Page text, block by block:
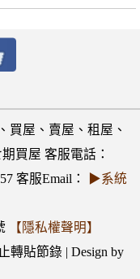
買屋、賣屋、租屋、
買屋 客服電話：
客服Email：
▶系統
【隱私權聲明】
轉貼節錄 | Design by